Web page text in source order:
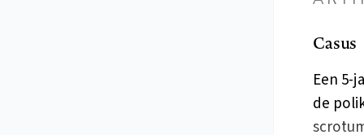
Casus
Een 5-
de